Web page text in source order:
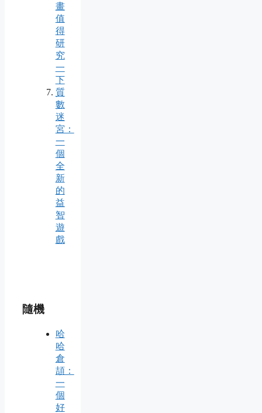
畫
值
得
研
究
一
下
質
數
迷
宮：
一
個
全
新
的
益
智
遊
戲
隨機
哈
哈
倉
頡：
一
個
好